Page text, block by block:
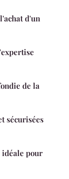
d'un
de la
sécurisées
idéale pour